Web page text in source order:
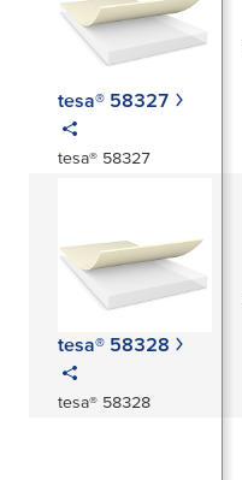
tesa® 58327
tesa® 58327
tesa® 58328
tesa® 58328